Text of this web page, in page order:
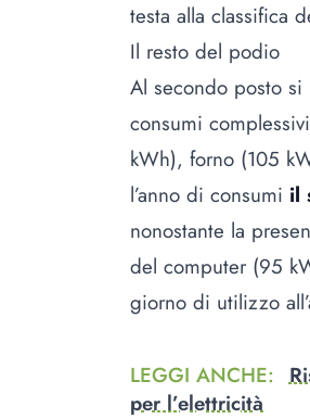
testa alla classifica
Il resto del podio
Al secondo posto si
consumi
kWh), forno (105
l’anno di consumi il
nonostante la
del computer (95
giorno di utilizzo
LEGGI ANCHE:
per l’elettricità